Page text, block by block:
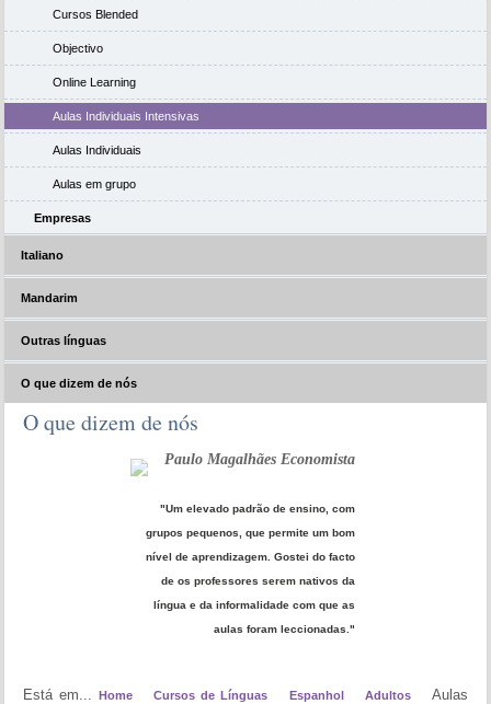
Cursos Blended
Objectivo
Online Learning
Aulas Individuais Intensivas
Aulas Individuais
Aulas em grupo
Empresas
Italiano
Mandarim
Outras línguas
O que dizem de nós
O que dizem de nós
Paulo Magalhães Economista
"Um elevado padrão de ensino, com
grupos pequenos, que permite um bom
nível de aprendizagem. Gostei do facto
de os professores serem nativos da
língua e da informalidade com que as
aulas foram leccionadas."
Está em... Home Cursos de Línguas Espanhol Adultos
Aulas